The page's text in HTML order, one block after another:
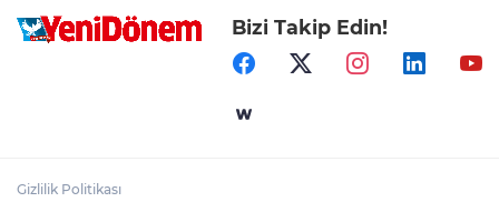
Bizi Takip Edin!
Gizlilik Politikası